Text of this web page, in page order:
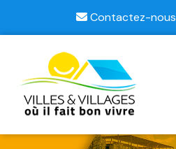
Contactez-nous